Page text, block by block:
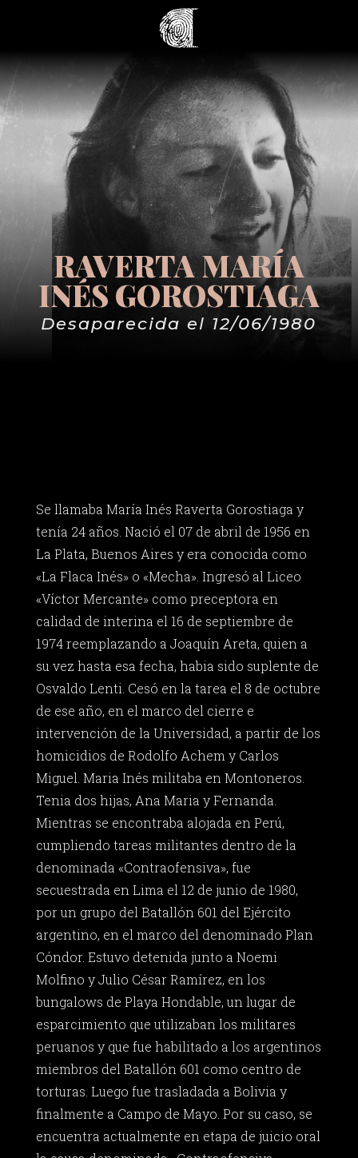
RAVERTA MARÍA
INÉS GOROSTIAGA
Desaparecida el 12/06/1980
Se llamaba María Inés Raverta Gorostiaga y
tenía 24 años. Nació el 07 de abril de 1956 en
La Plata, Buenos Aires y era conocida como
«La Flaca Inés» o «Mecha». Ingresó al Liceo
«Víctor Mercante» como preceptora en
calidad de interina el 16 de septiembre de
1974 reemplazando a Joaquín Areta, quien a
su vez hasta esa fecha, habia sido suplente de
Osvaldo Lenti. Cesó en la tarea el 8 de octubre
de ese año, en el marco del cierre e
intervención de la Universidad, a partir de los
homicidios de Rodolfo Achem y Carlos
Miguel. Maria Inés militaba en Montoneros.
Tenia dos hijas, Ana Maria y Fernanda.
Mientras se encontraba alojada en Perú,
cumpliendo tareas militantes dentro de la
denominada «Contraofensiva», fue
secuestrada en Lima el 12 de junio de 1980,
por un grupo del Batallón 601 del Ejército
argentino, en el marco del denominado Plan
Cóndor. Estuvo detenida junto a Noemi
Molfino y Julio César Ramírez, en los
bungalows de Playa Hondable, un lugar de
esparcimiento que utilizaban los militares
peruanos y que fue habilitado a los argentinos
miembros del Batallón 601 como centro de
torturas. Luego fue trasladada a Bolivia y
finalmente a Campo de Mayo. Por su caso, se
encuentra actualmente en etapa de juicio oral